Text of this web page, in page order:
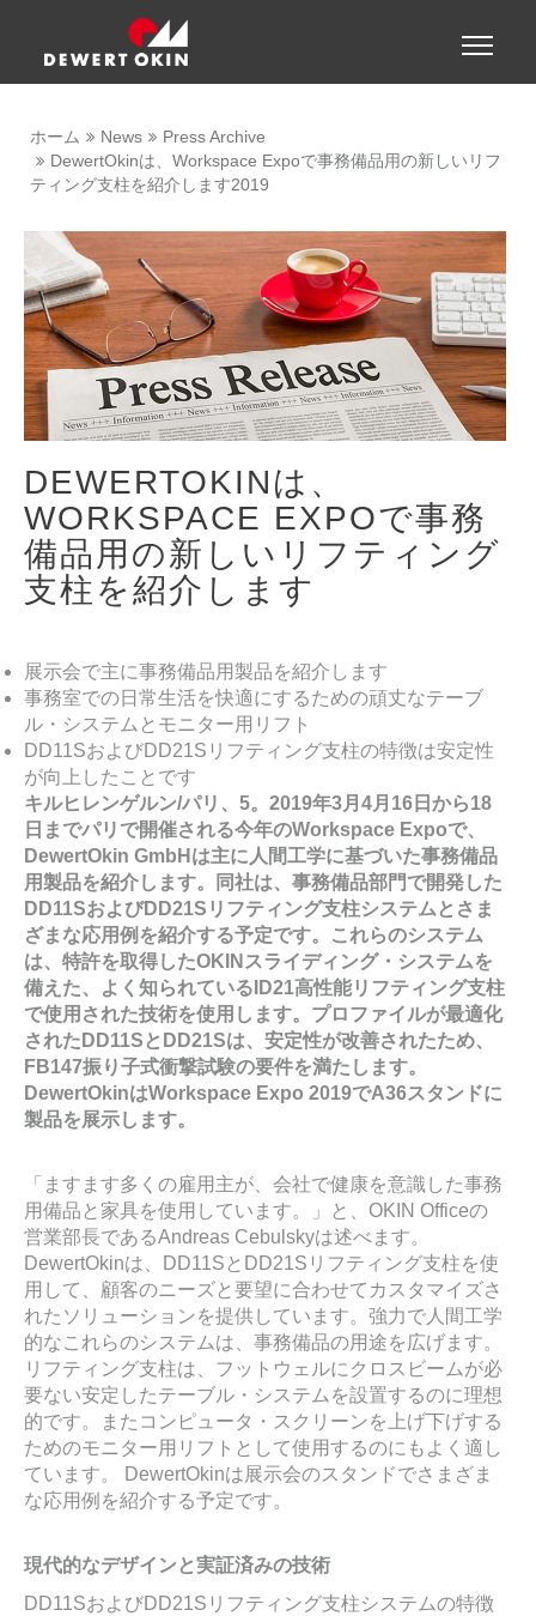
Toggle
ホーム News
Press Archive
DewertOkinは、Workspace Expoで事務備品用の新しいリフ
ティング支柱を紹介します2019
DEWERTOKINは、
WORKSPACE EXPOで事務
備品用の新しいリフティング
支柱を紹介します
展示会で主に事務備品用製品を紹介します
事務室での日常生活を快適にするための頑丈なテーブ
ル・システムとモニター用リフト
DD11SおよびDD21Sリフティング支柱の特徴は安定性
が向上したことです
キルヒレンゲルン/パリ、5。2019年3月4月16日から18
日までパリで開催される今年のWorkspace Expoで、
DewertOkin GmbHは主に人間工学に基づいた事務備品
用製品を紹介します。同社は、事務備品部門で開発した
DD11SおよびDD21Sリフティング支柱システムとさま
ざまな応用例を紹介する予定です。これらのシステム
は、特許を取得したOKINスライディング・システムを
備えた、よく知られているID21高性能リフティング支柱
で使用された技術を使用します。プロファイルが最適化
されたDD11SとDD21Sは、安定性が改善されたため、
FB147振り子式衝撃試験の要件を満たします。
DewertOkinはWorkspace Expo 2019でA36スタンドに
製品を展示します。
「ますます多くの雇用主が、会社で健康を意識した事務
用備品と家具を使用しています。」と、OKIN Officeの
営業部長であるAndreas Cebulskyは述べます。
DewertOkinは、DD11SとDD21Sリフティング支柱を使
用して、顧客のニーズと要望に合わせてカスタマイズさ
れたソリューションを提供しています。強力で人間工学
的なこれらのシステムは、事務備品の用途を広げます。
リフティング支柱は、フットウェルにクロスビームが必
要ない安定したテーブル・システムを設置するのに理想
的です。またコンピュータ・スクリーンを上げ下げする
ためのモニター用リフトとして使用するのにもよく適し
ています。 DewertOkinは展示会のスタンドでさまざま
な応用例を紹介する予定です。
現代的なデザインと実証済みの技術
DD11SおよびDD21Sリフティング支柱システムの特徴